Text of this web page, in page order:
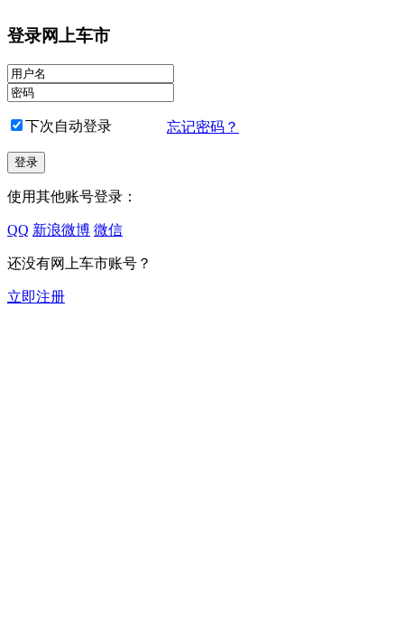
登录网上车市
下次自动登录 忘记密码？
使用其他账号登录：
QQ 新浪微博 微信
还没有网上车市账号？
立即注册